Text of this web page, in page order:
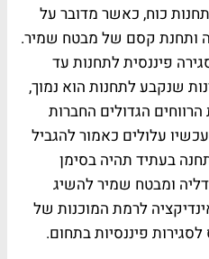
שהיא מאפשר להקים עוד 2 תחנות כוח, כאשר מדובר על
אנרגיה ותחנת קסם של מבטח שמיר.
פיננסית לתחנות עד
שנקבע לתחנות הוא נמוך,
הגדולים החברות
עלולים כאמור להגביל
בעתיד תהיה בסימן
ומבטח שמיר להשיג
לרמת המוכנות של
פיננסיות בתחום.